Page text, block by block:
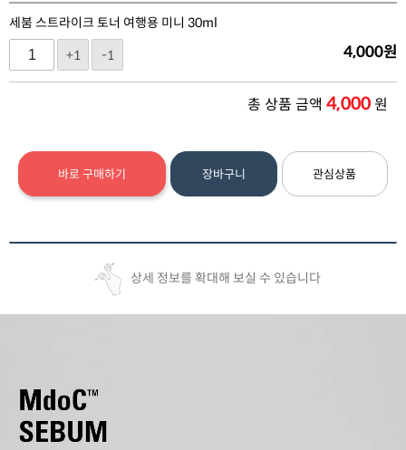
세붐 스트라이크 토너 여행용 미니 30ml
+1
-1 4,000원
총 상품 금액 4,000원
바로 구매하기 장바구니 관심상품
상세 정보를 확대해 보실 수 있습니다